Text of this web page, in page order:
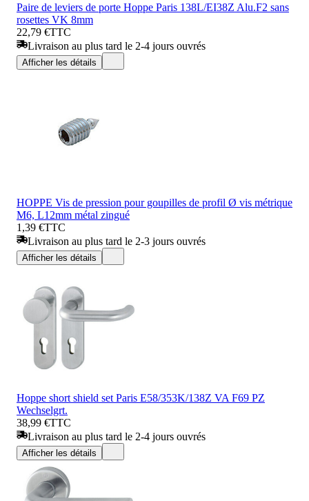
Paire de leviers de porte Hoppe Paris 138L/EI38Z Alu.F2 sans
rosettes VK 8mm
22,79 €TTC
Livraison au plus tard le 2-4 jours ouvrés
Afficher les détails
HOPPE Vis de pression pour goupilles de profil Ø vis métrique
M6, L12mm métal zingué
1,39 €TTC
Livraison au plus tard le 2-3 jours ouvrés
Afficher les détails
Hoppe short shield set Paris E58/353K/138Z VA F69 PZ
Wechselgrt.
38,99 €TTC
Livraison au plus tard le 2-4 jours ouvrés
Afficher les détails